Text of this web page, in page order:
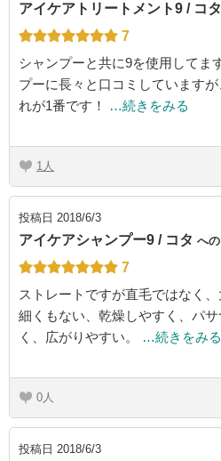
アイケアトリートメント9 / コタ
7
シャンプーと共に9を使用してま
プーに長々と口コミしていますが
れが1番です！
…続きをみる
1
投稿日 2018/6/3
アイケアシャンプー9 / コタ へ
7
ストレートですが直毛ではなく、
細くもない、乾燥しやすく、パ
く、広がりやすい。
…続きをみる
0
投稿日 2018/6/3